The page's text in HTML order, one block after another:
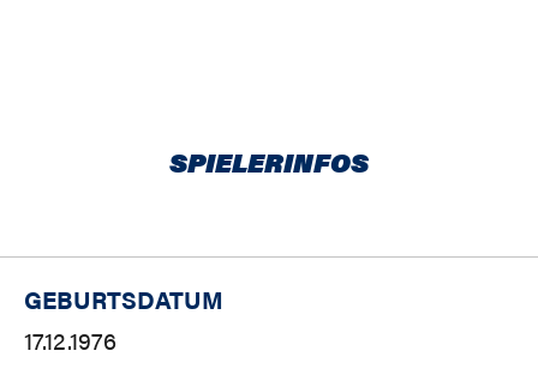
SPIELERINFOS
GEBURTSDATUM
17.12.1976